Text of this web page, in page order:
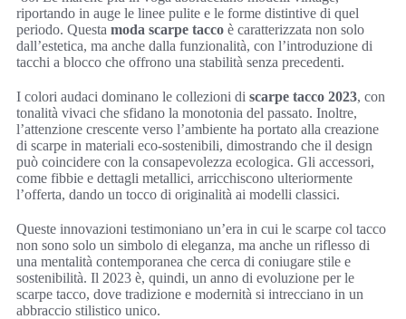
riportando in auge le linee pulite e le forme distintive di quel
periodo. Questa moda scarpe tacco è caratterizzata non solo
dall’estetica, ma anche dalla funzionalità, con l’introduzione di
tacchi a blocco che offrono una stabilità senza precedenti.
I colori audaci dominano le collezioni di scarpe tacco 2023, con
tonalità vivaci che sfidano la monotonia del passato. Inoltre,
l’attenzione crescente verso l’ambiente ha portato alla creazione
di scarpe in materiali eco-sostenibili, dimostrando che il design
può coincidere con la consapevolezza ecologica. Gli accessori,
come fibbie e dettagli metallici, arricchiscono ulteriormente
l’offerta, dando un tocco di originalità ai modelli classici.
Queste innovazioni testimoniano un’era in cui le scarpe col tacco
non sono solo un simbolo di eleganza, ma anche un riflesso di
una mentalità contemporanea che cerca di coniugare stile e
sostenibilità. Il 2023 è, quindi, un anno di evoluzione per le
scarpe tacco, dove tradizione e modernità si intrecciano in un
abbraccio stilistico unico.